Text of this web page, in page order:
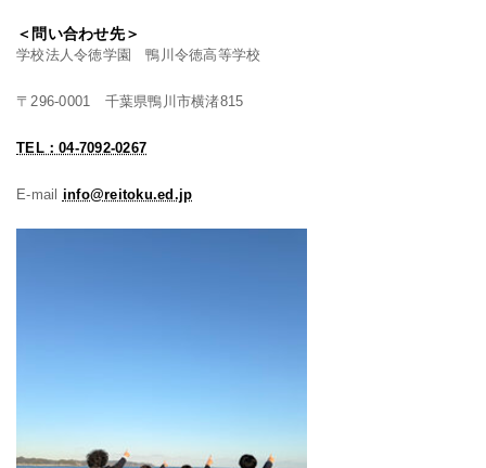
＜問い合わせ先＞
学校法人令徳学園 鴨川令徳高等学校
〒296-0001 千葉県鴨川市横渚815
TEL：04-7092-0267
E-mail info@reitoku.ed.jp